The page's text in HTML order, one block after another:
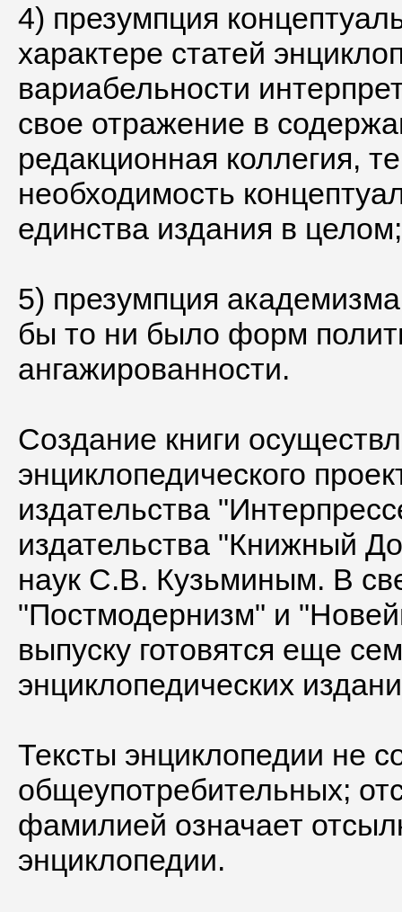
4) презумпция
характере статей
вариабельности
свое отражение в
редакционная коллегия,
необходимость
единства издания в целом;
5) презумпция
бы то ни было форм
ангажированности.
Создание книги
энциклопедического
издательства
издательства "Книжный
наук С.В. Кузьминым. В
"Постмодернизм" и
выпуску готовятся еще
энциклопедических
Тексты энциклопедии не
общеупотребительных;
фамилией означает
энциклопедии.